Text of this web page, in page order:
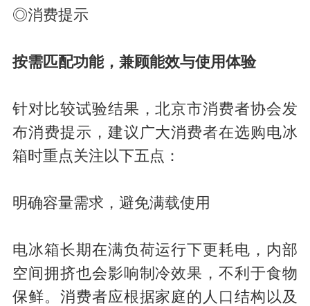
◎消费提示
按需匹配功能，兼顾能效与使用体验
针对比较试验结果，北京市消费者协会发
布消费提示，建议广大消费者在选购电冰
箱时重点关注以下五点：
明确容量需求，避免满载使用
电冰箱长期在满负荷运行下更耗电，内部
空间拥挤也会影响制冷效果，不利于食物
保鲜。消费者应根据家庭的人口结构以及